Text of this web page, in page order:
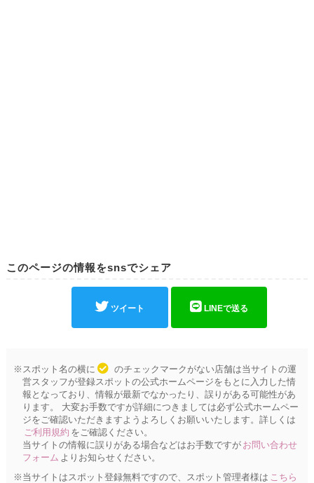
このページの情報をsnsでシェア
ツイート LINEで送る
※スポット名の横に
のチェックマークがない店舗は当サイトの運
営スタッフが登録スポットの公式ホームページをもとに入力した情
報となっており、情報が最新でなかったり、誤りがある可能性があ
ります。 大変お手数ですが詳細につきましては必ず公式ホームペー
ジをご確認いただきますようよろしくお願いいたします。詳しくは
ご利用規約 をご確認ください。
当サイトの情報に誤りがある場合などはお手数ですが お問い合わせ
フォーム よりお知らせください。
※当サイトはスポット登録無料ですので、スポット管理者様は こちら